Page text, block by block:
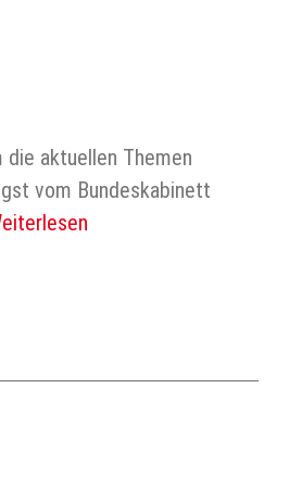
aktuellen Themen
vom Bundeskabinett